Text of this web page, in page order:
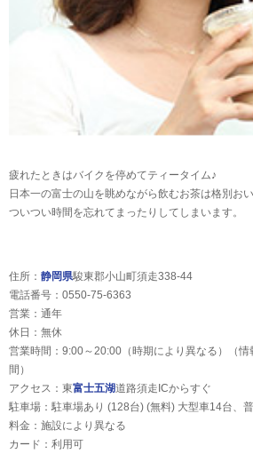
疲れたときはバイクを停めてティータイム♪
日本一の富士の山を眺めながら飲むお茶は格別おい
ついつい時間を忘れてまったりしてしまいます。
住所： 静岡県駿東郡小山町須走338-44
電話番号：0550-75-6363
営業：通年
休日：無休
営業時間：9:00～20:00（時期により異なる）（
間）
アクセス：東富士五湖道路須走ICからすぐ
駐車場：駐車場あり (128台) (無料) 大型車14台、
料金：施設により異なる
カード：利用可